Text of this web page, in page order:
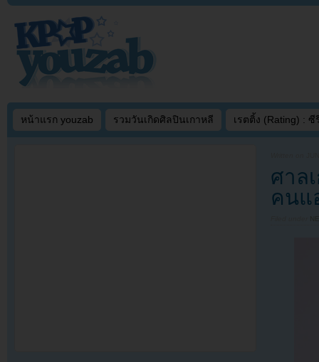
หน้าแรก youzab รวมวันเกิดศิลปินเกาหลี เรตติ้ง (Rating) : ซี
ศาล
คนแ